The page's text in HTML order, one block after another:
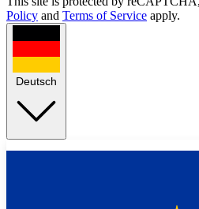
Policy and Terms of Service apply.
Deutsch